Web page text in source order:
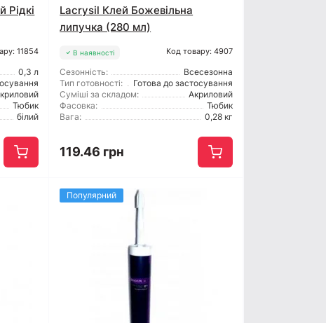
Рідкі
11854
0,3 л
Тюбик
білий
Lacrysil Клей Божевільна
липучка (280 мл)
В наявності Код товару: 4907
Сезонність:
Всесезонна
Тип готовності:
Готова до застосування
Суміші за складом:
Акриловий
Фасовка:
Тюбик
Вага:
0,28 кг
119.46 грн
Популярний